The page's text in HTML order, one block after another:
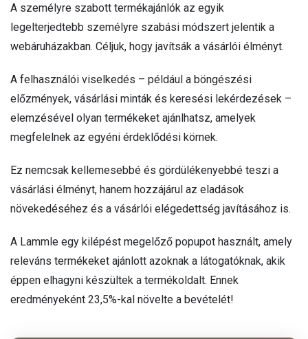
A személyre szabott termékajánlók az egyik
legelterjedtebb személyre szabási módszert jelentik a
webáruházakban. Céljuk, hogy javítsák a vásárlói élményt.
A felhasználói viselkedés – például a böngészési
előzmények, vásárlási minták és keresési lekérdezések –
elemzésével olyan termékeket ajánlhatsz, amelyek
megfelelnek az egyéni érdeklődési körnek.
Ez nemcsak kellemesebbé és gördülékenyebbé teszi a
vásárlási élményt, hanem hozzájárul az eladások
növekedéséhez és a vásárlói elégedettség javításához is.
A Lammle egy kilépést megelőző popupot használt, amely
releváns termékeket ajánlott azoknak a látogatóknak, akik
éppen elhagyni készültek a termékoldalt. Ennek
eredményeként 23,5%-kal növelte a bevételét!